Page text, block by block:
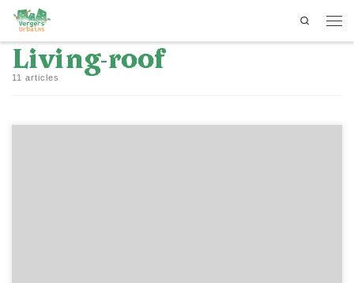
Passer au contenu
Search
Living-roof
11 articles